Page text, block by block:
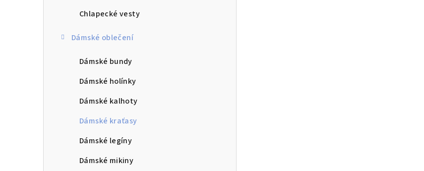
Chlapecké vesty
Dámské oblečení
Dámské bundy
Dámské holínky
Dámské kalhoty
Dámské kraťasy
Dámské legíny
Dámské mikiny